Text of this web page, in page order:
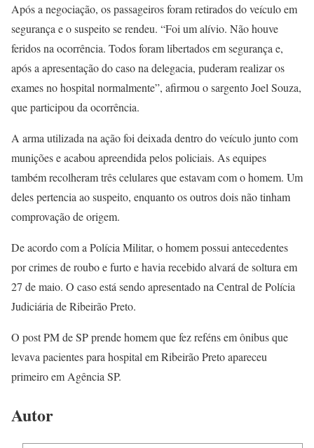
Após a negociação, os passageiros foram retirados do veículo em
segurança e o suspeito se rendeu. “Foi um alívio. Não houve
feridos na ocorrência. Todos foram libertados em segurança e,
após a apresentação do caso na delegacia, puderam realizar os
exames no hospital normalmente”, afirmou o sargento Joel Souza,
que participou da ocorrência.
A arma utilizada na ação foi deixada dentro do veículo junto com
munições e acabou apreendida pelos policiais. As equipes
também recolheram três celulares que estavam com o homem. Um
deles pertencia ao suspeito, enquanto os outros dois não tinham
comprovação de origem.
De acordo com a Polícia Militar, o homem possui antecedentes
por crimes de roubo e furto e havia recebido alvará de soltura em
27 de maio. O caso está sendo apresentado na Central de Polícia
Judiciária de Ribeirão Preto.
O post PM de SP prende homem que fez reféns em ônibus que
levava pacientes para hospital em Ribeirão Preto apareceu
primeiro em Agência SP.
Autor